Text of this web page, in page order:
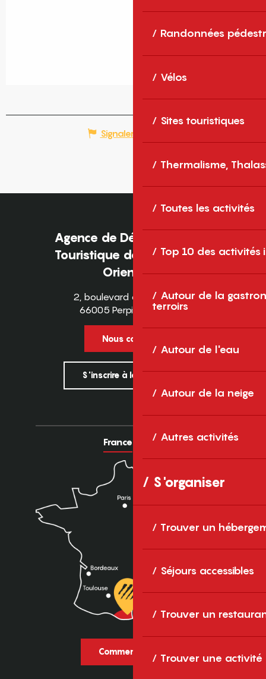
Randonnées
Vélos
Sites touristiques
Thermalisme,
Toutes les activités
Top 10 des activités
Autour de la
terroirs
Autour de l'eau
Autour de la neige
Autres activités
S'organiser
Trouver un
Séjours accessibles
Trouver un
Trouver une activité
Signaler une erreur
Agence de Développement
Touristique des Pyrénées-
Orientales
2, boulevard des Pyrénées
66005 Perpignan Cedex
Nous contacter
S'inscrire à la newsletter
France Europe
Comment venir ?